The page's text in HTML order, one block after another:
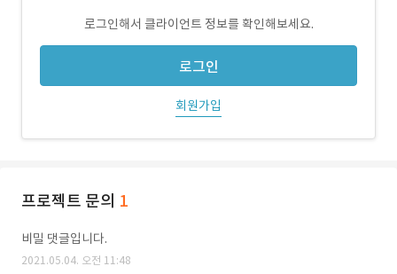
로그인해서 클라이언트 정보를 확인해보세요.
로그인
회원가입
프로젝트 문의 1
비밀 댓글입니다.
2021.05.04. 오전 11:48